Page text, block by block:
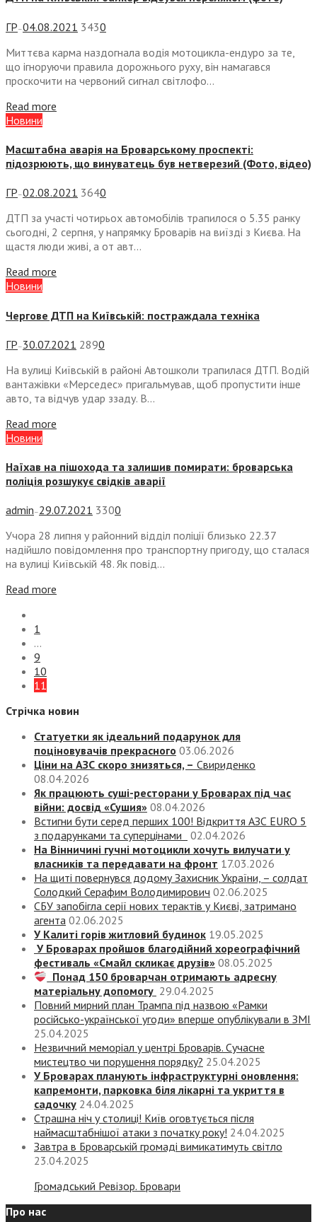
ГР —04.08.2021 3430
Миттєва карма наздогнала водія мотоцикла-ендуро за те,
що ігноруючи правила дорожнього руху, він намагався
проскочити на червоний сигнал світлофо...
Read more
Новини
Масштабна аварія на Броварському проспекті:
підозрюють, що винуватець був нетверезий (Фото, відео)
ГР —02.08.2021 3640
ДТП за участі чотирьох автомобілів трапилося о 5.35 ранку
сьогодні, 2 серпня, у напрямку Броварів на виїзді з Києва. На
щастя люди живі, а от авт...
Read more
Новини
Чергове ДТП на Київській: постраждала техніка
ГР — 30.07.2021 2890
На вулиці Київській в районі Автошколи трапилася ДТП. Водій
вантажівки «Мерседес» пригальмував, щоб пропустити інше
авто, та відчув удар ззаду. В...
Read more
Новини
Наїхав на пішохода та залишив помирати: броварська
поліція розшукує свідків аварії
admin — 29.07.2021 3300
Учора 28 липня у районний відділ поліції близько 22.37
надійшло повідомлення про транспортну пригоду, що сталася
на вулиці Київській 48. Як повід...
Read more
1
…
9
10
11
Стрічка новин
Статуетки як ідеальний подарунок для
поціновувачів прекрасного 03.06.2026
Ціни на АЗС скоро знизяться, – Свириденко
08.04.2026
Як працюють суші-ресторани у Броварах під час
війни: досвід «Сушия» 08.04.2026
Встигни бути серед перших 100! Відкриття АЗС EURO 5
з подарунками та суперцінами
02.04.2026
На Вінничині гучні мотоцикли хочуть вилучати у
власників та передавати на фронт 17.03.2026
На щиті повернувся додому Захисник України, – солдат
Солодкий Серафим Володимирович 02.06.2025
СБУ запобігла серії нових терактів у Києві, затримано
агента 02.06.2025
У Калиті горів житловий будинок 19.05.2025
У Броварах пройшов благодійний хореографічний
фестиваль «Смайл скликає друзів» 08.05.2025
Понад 150 броварчан отримають адресну
матеріальну допомогу 29.04.2025
Повний мирний план Трампа під назвою «‎Рамки
російсько-української угоди» вперше опублікували в ЗМІ
25.04.2025
Незвичний меморіал у центрі Броварів. Сучасне
мистецтво чи порушення порядку? 25.04.2025
У Броварах планують інфраструктурні оновлення:
капремонти, парковка біля лікарні та укриття в
садочку 24.04.2025
Страшна ніч у столиці! Київ оговтується після
наймасштабнішої атаки з початку року! 24.04.2025
Завтра в Броварській громаді вимикатимуть світло
23.04.2025
Громадський Ревізор. Бровари
Про нас